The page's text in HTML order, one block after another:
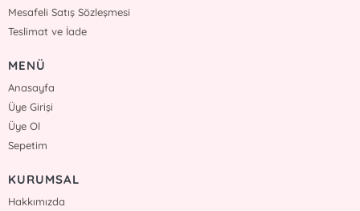
Mesafeli Satış Sözleşmesi
Teslimat ve İade
MENÜ
Anasayfa
Üye Girişi
Üye Ol
Sepetim
KURUMSAL
Hakkımızda